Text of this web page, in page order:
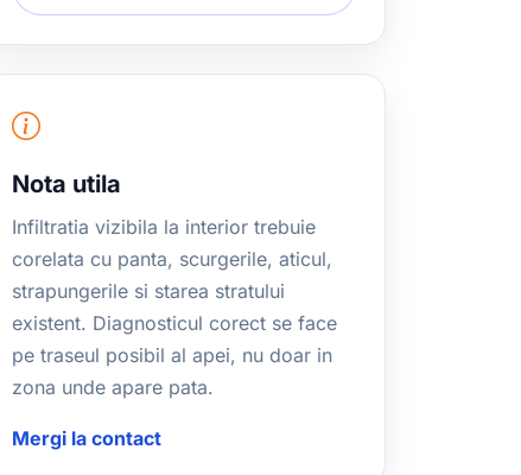
Nota utila
Infiltratia vizibila la interior trebuie
corelata cu panta, scurgerile, aticul,
strapungerile si starea stratului
existent. Diagnosticul corect se face
pe traseul posibil al apei, nu doar in
zona unde apare pata.
Mergi la contact